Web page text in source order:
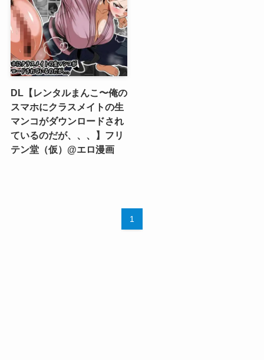
DL【レンタルまんこ〜俺の
スマホにクラスメイトの生
マンコがダウンロードされ
ているのだが、、、】フリ
テン堂（仮）@エロ漫画
1